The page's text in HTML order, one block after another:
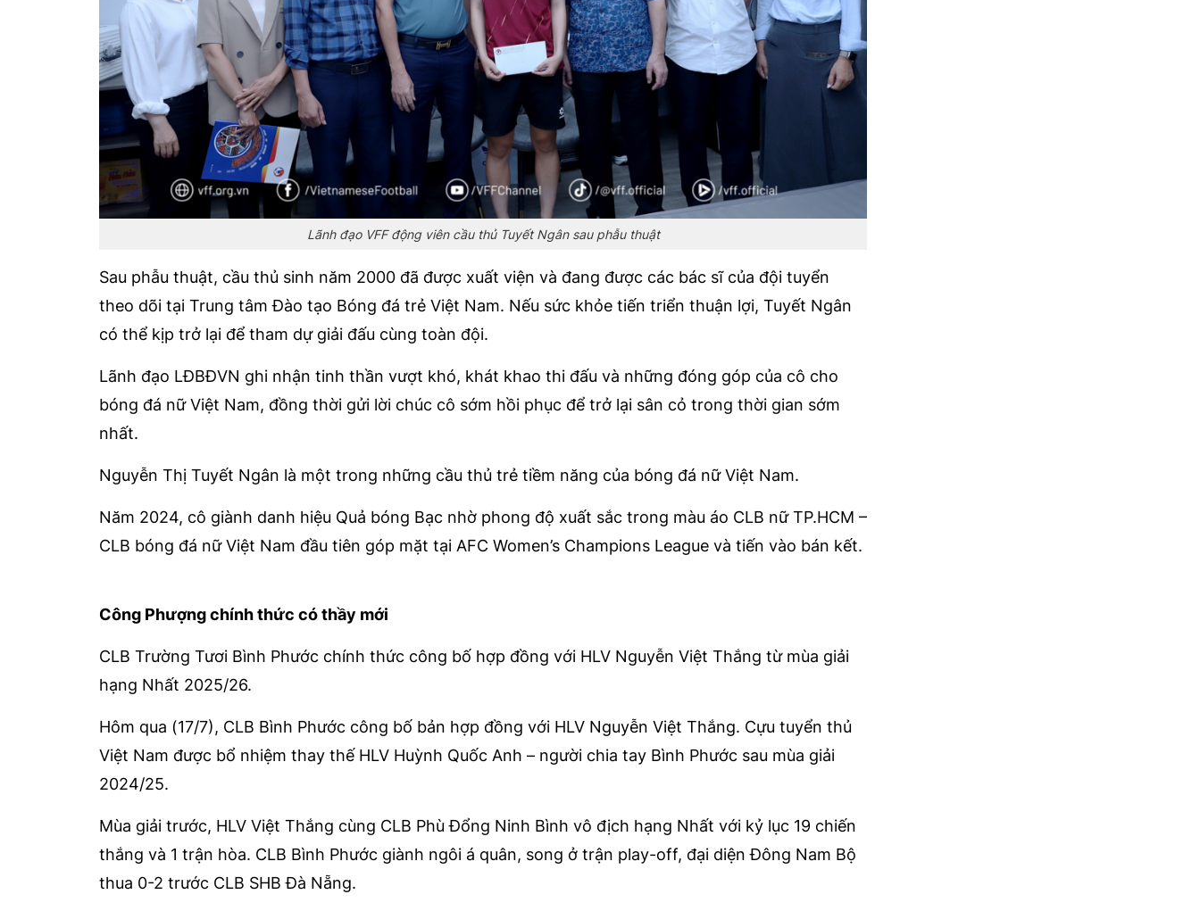
Lãnh đạo VFF động viên cầu thủ Tuyết Ngân sau phẫu thuật
Sau phẫu thuật, cầu thủ sinh năm 2000 đã được xuất viện và đang được các bác sĩ của đội tuyển
theo dõi tại Trung tâm Đào tạo Bóng đá trẻ Việt Nam. Nếu sức khỏe tiến triển thuận lợi, Tuyết Ngân
có thể kịp trở lại để tham dự giải đấu cùng toàn đội.
Lãnh đạo LĐBĐVN ghi nhận tinh thần vượt khó, khát khao thi đấu và những đóng góp của cô cho
bóng đá nữ Việt Nam, đồng thời gửi lời chúc cô sớm hồi phục để trở lại sân cỏ trong thời gian sớm
nhất.
Nguyễn Thị Tuyết Ngân là một trong những cầu thủ trẻ tiềm năng của bóng đá nữ Việt Nam.
Năm 2024, cô giành danh hiệu Quả bóng Bạc nhờ phong độ xuất sắc trong màu áo CLB nữ TP.HCM –
CLB bóng đá nữ Việt Nam đầu tiên góp mặt tại AFC Women’s Champions League và tiến vào bán kết.
Công Phượng chính thức có thầy mới
CLB Trường Tươi Bình Phước chính thức công bố hợp đồng với HLV Nguyễn Việt Thắng từ mùa giải
hạng Nhất 2025/26.
Hôm qua (17/7), CLB Bình Phước công bố bản hợp đồng với HLV Nguyễn Việt Thắng. Cựu tuyển thủ
Việt Nam được bổ nhiệm thay thế HLV Huỳnh Quốc Anh – người chia tay Bình Phước sau mùa giải
2024/25.
Mùa giải trước, HLV Việt Thắng cùng CLB Phù Đổng Ninh Bình vô địch hạng Nhất với kỷ lục 19 chiến
thắng và 1 trận hòa. CLB Bình Phước giành ngôi á quân, song ở trận play-off, đại diện Đông Nam Bộ
thua 0-2 trước CLB SHB Đà Nẵng.